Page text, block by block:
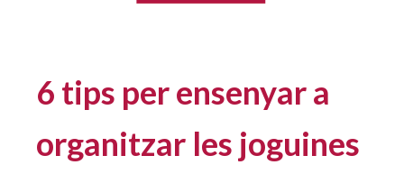
6 tips per ensenyar a
organitzar les joguines